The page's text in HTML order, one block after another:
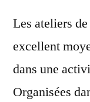
Les ateliers
excellent
dans une
Organisées